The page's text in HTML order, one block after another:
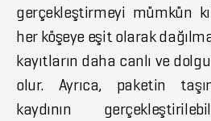
gerçekleştirmeyi mümkün
her köşeye eşit olarak
kayıtların daha canlı ve
olur. Ayrıca, paketin
kaydının